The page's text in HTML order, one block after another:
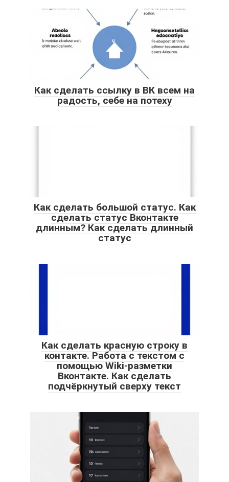
Как сделать ссылку в ВК всем на
радость, себе на потеху
Как сделать большой статус. Как
сделать статус Вконтакте
длинным? Как сделать длинный
статус
Как сделать красную строку в
контакте. Работа с текстом с
помощью Wiki-разметки
Вконтакте. Как сделать
подчёркнутый сверху текст